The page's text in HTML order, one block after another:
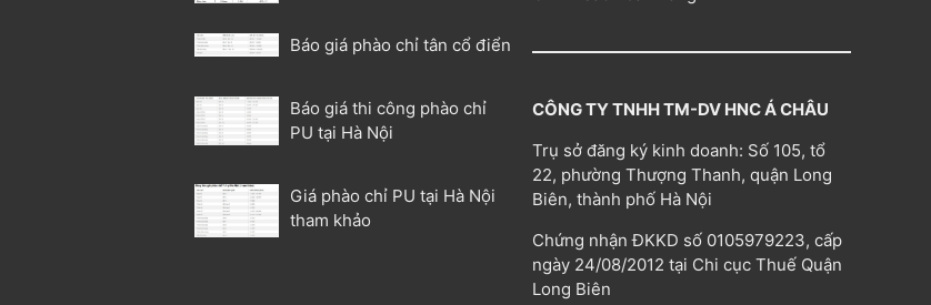
Báo giá phào chỉ tân cổ điển
Báo giá thi công phào chỉ
PU tại Hà Nội
Giá phào chỉ PU tại Hà Nội
tham khảo
CÔNG TY TNHH TM-DV HNC Á CHÂU
Trụ sở đăng ký kinh doanh: Số 105, tổ
22, phường Thượng Thanh, quận Long
Biên, thành phố Hà Nội
Chứng nhận ĐKKD số 0105979223, cấp
ngày 24/08/2012 tại Chi cục Thuế Quận
Long Biên